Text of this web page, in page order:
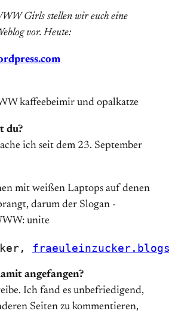
Girls stellen wir euch eine
vor. Heute:
kaffeebeimir und opalkatze
du?
ich seit dem 23. September
angefangen?
Ich fand es unbefriedigend,
Seiten zu kommentieren,